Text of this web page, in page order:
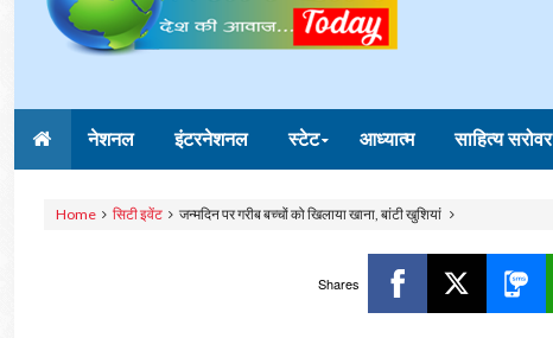
नेशनल इंटरनेशनल स्टेट आध्यात्म साहित्य सरोवर
Home सिटी इवेंट जन्मदिन पर गरीब बच्चों को खिलाया खाना, बांटी खुशियां
Shares